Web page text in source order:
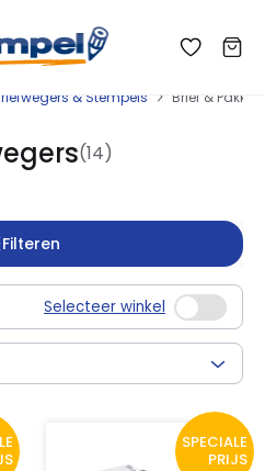
& Stempels Brief &
(14)
Filteren
Selecteer winkel
SPECIALE
PRIJS